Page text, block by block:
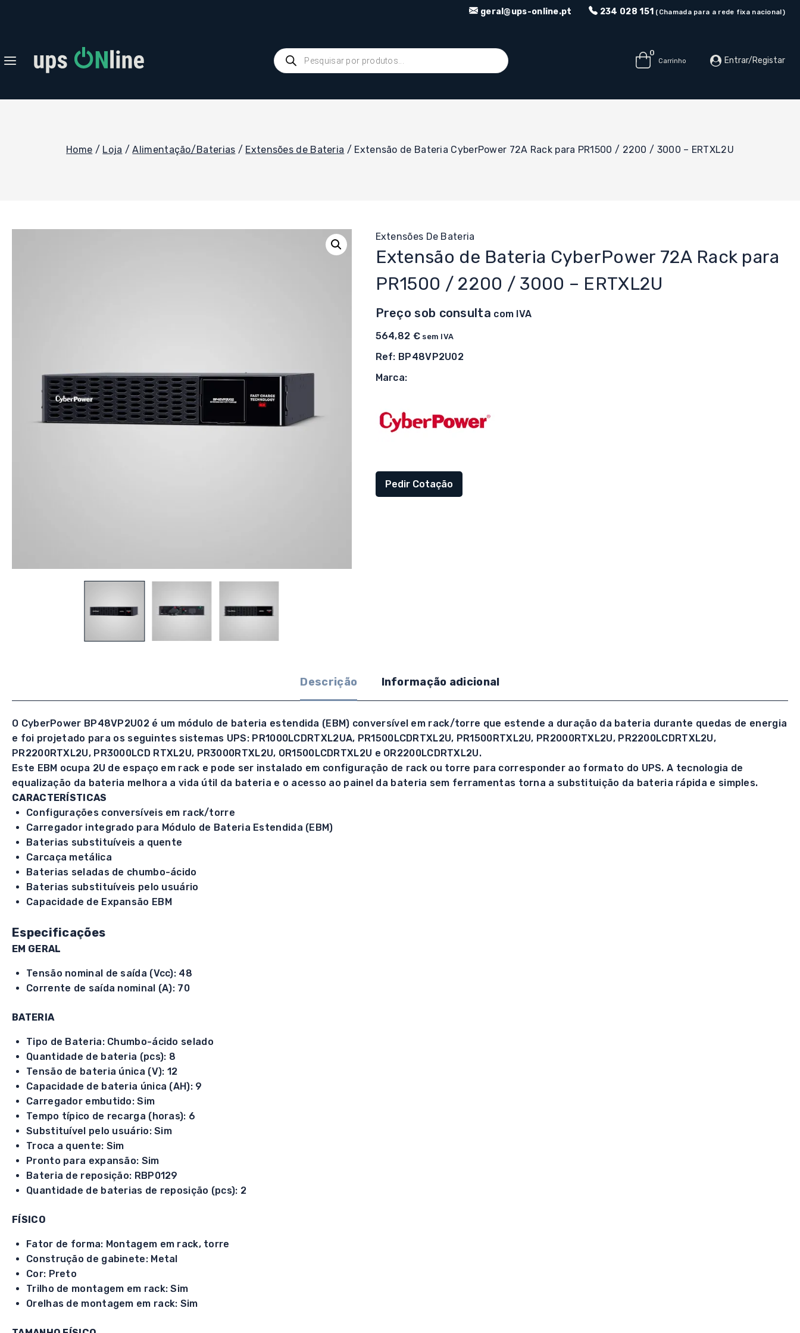
geral@ups-online.pt 234 028 151 (Chamada para a rede fixa nacional)
Products
search
0
Carrinho Entrar/Registar
Home / Loja / Alimentação/Baterias / Extensões de Bateria / Extensão de Bateria CyberPower 72A Rack para PR1500 / 2200 / 3000 – ERTXL2U
Extensões De Bateria
Extensão de Bateria CyberPower 72A Rack para
PR1500 / 2200 / 3000 – ERTXL2U
Preço sob consulta com IVA
564,82 €sem IVA
Ref: BP48VP2U02
Marca:
Pedir Cotação
Descrição Informação adicional
O CyberPower BP48VP2U02 é um módulo de bateria estendida (EBM) conversível em rack/torre que estende a duração da bateria durante quedas de energia
e foi projetado para os seguintes sistemas UPS: PR1000LCDRTXL2UA, PR1500LCDRTXL2U, PR1500RTXL2U, PR2000RTXL2U, PR2200LCDRTXL2U,
PR2200RTXL2U, PR3000LCD RTXL2U, PR3000RTXL2U, OR1500LCDRTXL2U e OR2200LCDRTXL2U.
Este EBM ocupa 2U de espaço em rack e pode ser instalado em configuração de rack ou torre para corresponder ao formato do UPS. A tecnologia de
equalização da bateria melhora a vida útil da bateria e o acesso ao painel da bateria sem ferramentas torna a substituição da bateria rápida e simples.
CARACTERÍSTICAS
Configurações conversíveis em rack/torre
Carregador integrado para Módulo de Bateria Estendida (EBM)
Baterias substituíveis a quente
Carcaça metálica
Baterias seladas de chumbo-ácido
Baterias substituíveis pelo usuário
Capacidade de Expansão EBM
Especificações
EM GERAL
Tensão nominal de saída (Vcc): 48
Corrente de saída nominal (A): 70
BATERIA
Tipo de Bateria: Chumbo-ácido selado
Quantidade de bateria (pcs): 8
Tensão de bateria única (V): 12
Capacidade de bateria única (AH): 9
Carregador embutido: Sim
Tempo típico de recarga (horas): 6
Substituível pelo usuário: Sim
Troca a quente: Sim
Pronto para expansão: Sim
Bateria de reposição: RBP0129
Quantidade de baterias de reposição (pcs): 2
FÍSICO
Fator de forma: Montagem em rack, torre
Construção de gabinete: Metal
Cor: Preto
Trilho de montagem em rack: Sim
Orelhas de montagem em rack: Sim